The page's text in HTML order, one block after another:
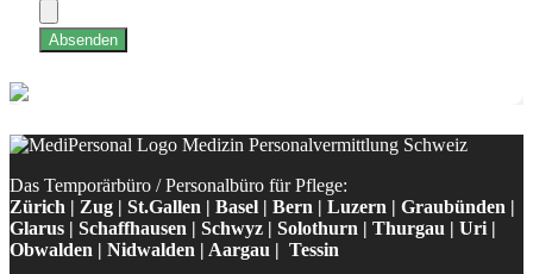
Absenden
Das Temporärbüro / Personalbüro für Pflege:
Zürich | Zug | St.Gallen | Basel | Bern | Luzern | Graubünden |
Glarus | Schaffhausen | Schwyz | Solothurn | Thurgau | Uri |
Obwalden | Nidwalden | Aargau | Tessin